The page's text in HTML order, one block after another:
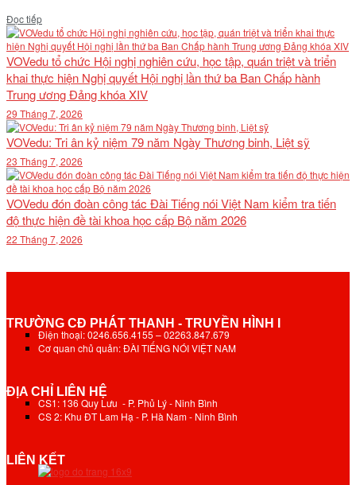
Đọc tiếpDetails
VOVedu tổ chức Hội nghị nghiên cứu, học tập, quán triệt và triển
khai thực hiện Nghị quyết Hội nghị lần thứ ba Ban Chấp hành
Trung ương Đảng khóa XIV
29 Tháng 7, 2026
VOVedu: Tri ân kỷ niệm 79 năm Ngày Thương binh, Liệt sỹ
23 Tháng 7, 2026
VOVedu đón đoàn công tác Đài Tiếng nói Việt Nam kiểm tra tiến
độ thực hiện đề tài khoa học cấp Bộ năm 2026
22 Tháng 7, 2026
TRƯỜNG CĐ PHÁT THANH - TRUYỀN HÌNH I
Điện thoại: 0246.656.4155 – 02263.847.679
Cơ quan chủ quản: ĐÀI TIẾNG NÓI VIỆT NAM
ĐỊA CHỈ LIÊN HỆ
CS1: 136 Quy Lưu - P. Phủ Lý - Ninh Bình
CS 2: Khu ĐT Lam Hạ - P. Hà Nam - Ninh Bình
LIÊN KẾT